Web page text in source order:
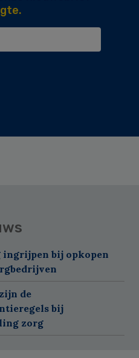
ingrijpen bij opkopen
de
bij
zorg